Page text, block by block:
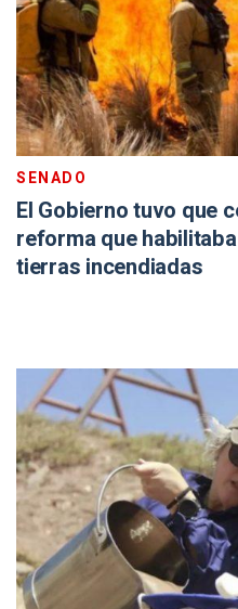
SENADO
El Gobierno tuvo que
reforma que
tierras incendiadas